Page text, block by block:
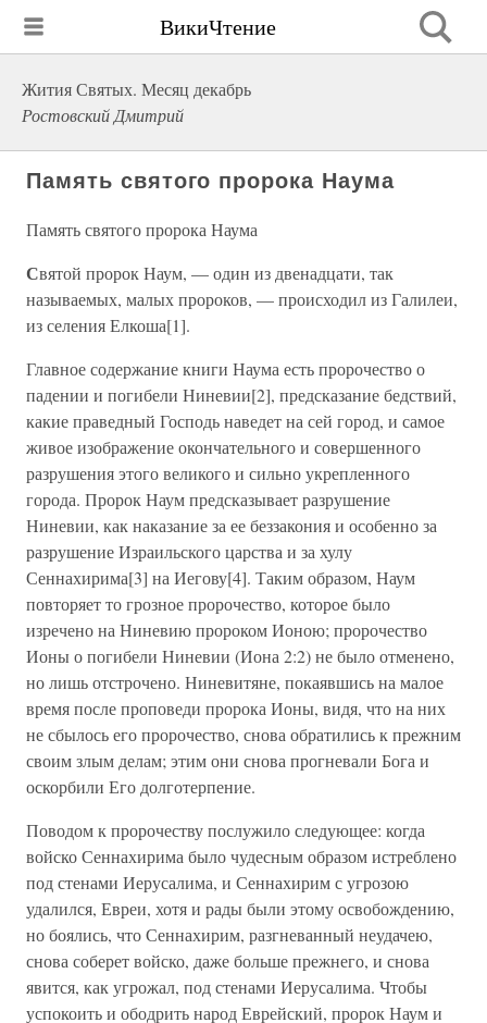
ВикиЧтение
Жития Святых. Месяц декабрь
Ростовский Дмитрий
Память святого пророка Наума
Память святого пророка Наума
Святой пророк Наум, — один из двенадцати, так
называемых, малых пророков, — происходил из Галилеи,
из селения Елкоша[1].
Главное содержание книги Наума есть пророчество о
падении и погибели Ниневии[2], предсказание бедствий,
какие праведный Господь наведет на сей город, и самое
живое изображение окончательного и совершенного
разрушения этого великого и сильно укрепленного
города. Пророк Наум предсказывает разрушение
Ниневии, как наказание за ее беззакония и особенно за
разрушение Израильского царства и за хулу
Сеннахирима[3] на Иегову[4]. Таким образом, Наум
повторяет то грозное пророчество, которое было
изречено на Ниневию пророком Ионою; пророчество
Ионы о погибели Ниневии (Иона 2:2) не было отменено,
но лишь отстрочено. Ниневитяне, покаявшись на малое
время после проповеди пророка Ионы, видя, что на них
не сбылось его пророчество, снова обратились к прежним
своим злым делам; этим они снова прогневали Бога и
оскорбили Его долготерпение.
Поводом к пророчеству послужило следующее: когда
войско Сеннахирима было чудесным образом истреблено
под стенами Иерусалима, и Сеннахирим с угрозою
удалился, Евреи, хотя и рады были этому освобождению,
но боялись, что Сеннахирим, разгневанный неудачею,
снова соберет войско, даже больше прежнего, и снова
явится, как угрожал, под стенами Иерусалима. Чтобы
успокоить и ободрить народ Еврейский, пророк Наум и